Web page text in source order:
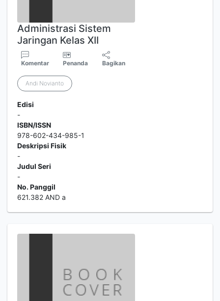
Administrasi Sistem
Jaringan Kelas XII
Komentar Penanda Bagikan
Andi Novianto
Edisi
-
ISBN/ISSN
978-602-434-985-1
Deskripsi Fisik
-
Judul Seri
-
No. Panggil
621.382 AND a